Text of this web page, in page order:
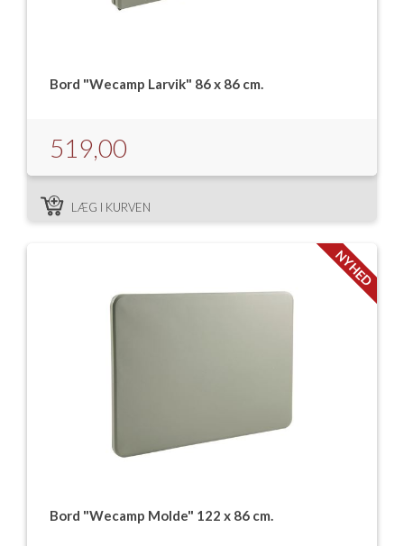
Bord "Wecamp Larvik" 86 x 86 cm.
519,00
LÆG I KURVEN
Bord "Wecamp Molde" 122 x 86 cm.
NYHED